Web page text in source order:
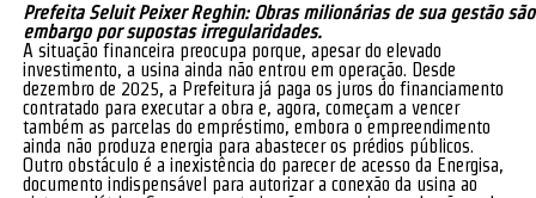
Prefeita Seluit Peixer Reghin: Obras milionárias de sua gestão
embargo por supostas irregularidades.
A situação financeira preocupa porque, apesar do elevado
investimento, a usina ainda não entrou em operação. Desde
dezembro de 2025, a Prefeitura já paga os juros do financiamento
contratado para executar a obra e, agora, começam a vencer
também as parcelas do empréstimo, embora o empreendimento
ainda não produza energia para abastecer os prédios públicos.
Outro obstáculo é a inexistência do parecer de acesso da Energisa,
documento indispensável para autorizar a conexão da usina ao